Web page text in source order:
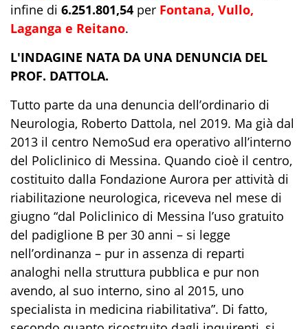
infine di 6.251.801,54 per Fontana, Vullo,
Laganga e Reitano.
L'INDAGINE NATA DA UNA DENUNCIA DEL
PROF. DATTOLA.
Tutto parte da una denuncia dell’ordinario di
Neurologia, Roberto Dattola, nel 2019. Ma già dal
2013 il centro NemoSud era operativo all’interno
del Policlinico di Messina. Quando cioè il centro,
costituito dalla Fondazione Aurora per attività di
riabilitazione neurologica, riceveva nel mese di
giugno “dal Policlinico di Messina l’uso gratuito
del padiglione B per 30 anni – si legge
nell’ordinanza – pur in assenza di reparti
analoghi nella struttura pubblica e pur non
avendo, al suo interno, sino al 2015, uno
specialista in medicina riabilitativa”. Di fatto,